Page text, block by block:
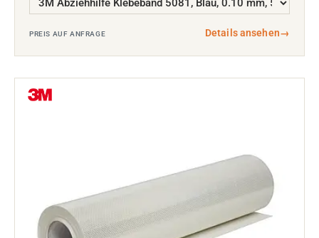
PREIS AUF ANFRAGE Details ansehen→